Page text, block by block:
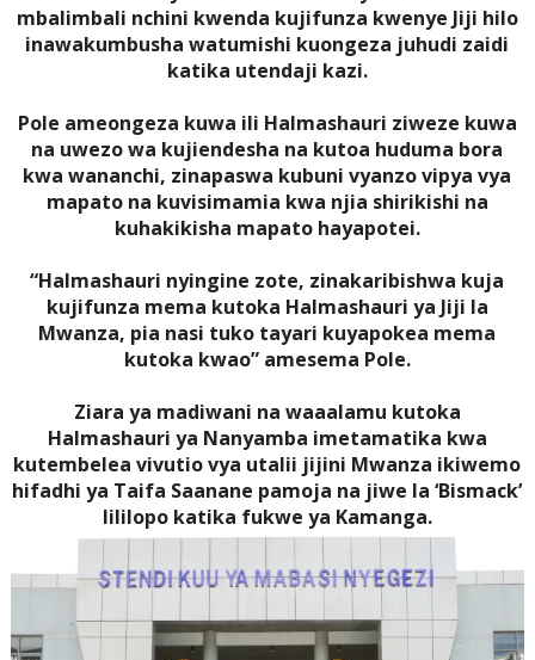
mbalimbali nchini kwenda kujifunza kwenye Jiji hilo
inawakumbusha watumishi kuongeza juhudi zaidi
katika utendaji kazi.
Pole ameongeza kuwa ili Halmashauri ziweze kuwa
na uwezo wa kujiendesha na kutoa huduma bora
kwa wananchi, zinapaswa kubuni vyanzo vipya vya
mapato na kuvisimamia kwa njia shirikishi na
kuhakikisha mapato hayapotei.
“Halmashauri nyingine zote, zinakaribishwa kuja
kujifunza mema kutoka Halmashauri ya Jiji la
Mwanza, pia nasi tuko tayari kuyapokea mema
kutoka kwao” amesema Pole.
Ziara ya madiwani na waaalamu kutoka
Halmashauri ya Nanyamba imetamatika kwa
kutembelea vivutio vya utalii jijini Mwanza ikiwemo
hifadhi ya Taifa Saanane pamoja na jiwe la ‘Bismack’
lililopo katika fukwe ya Kamanga.